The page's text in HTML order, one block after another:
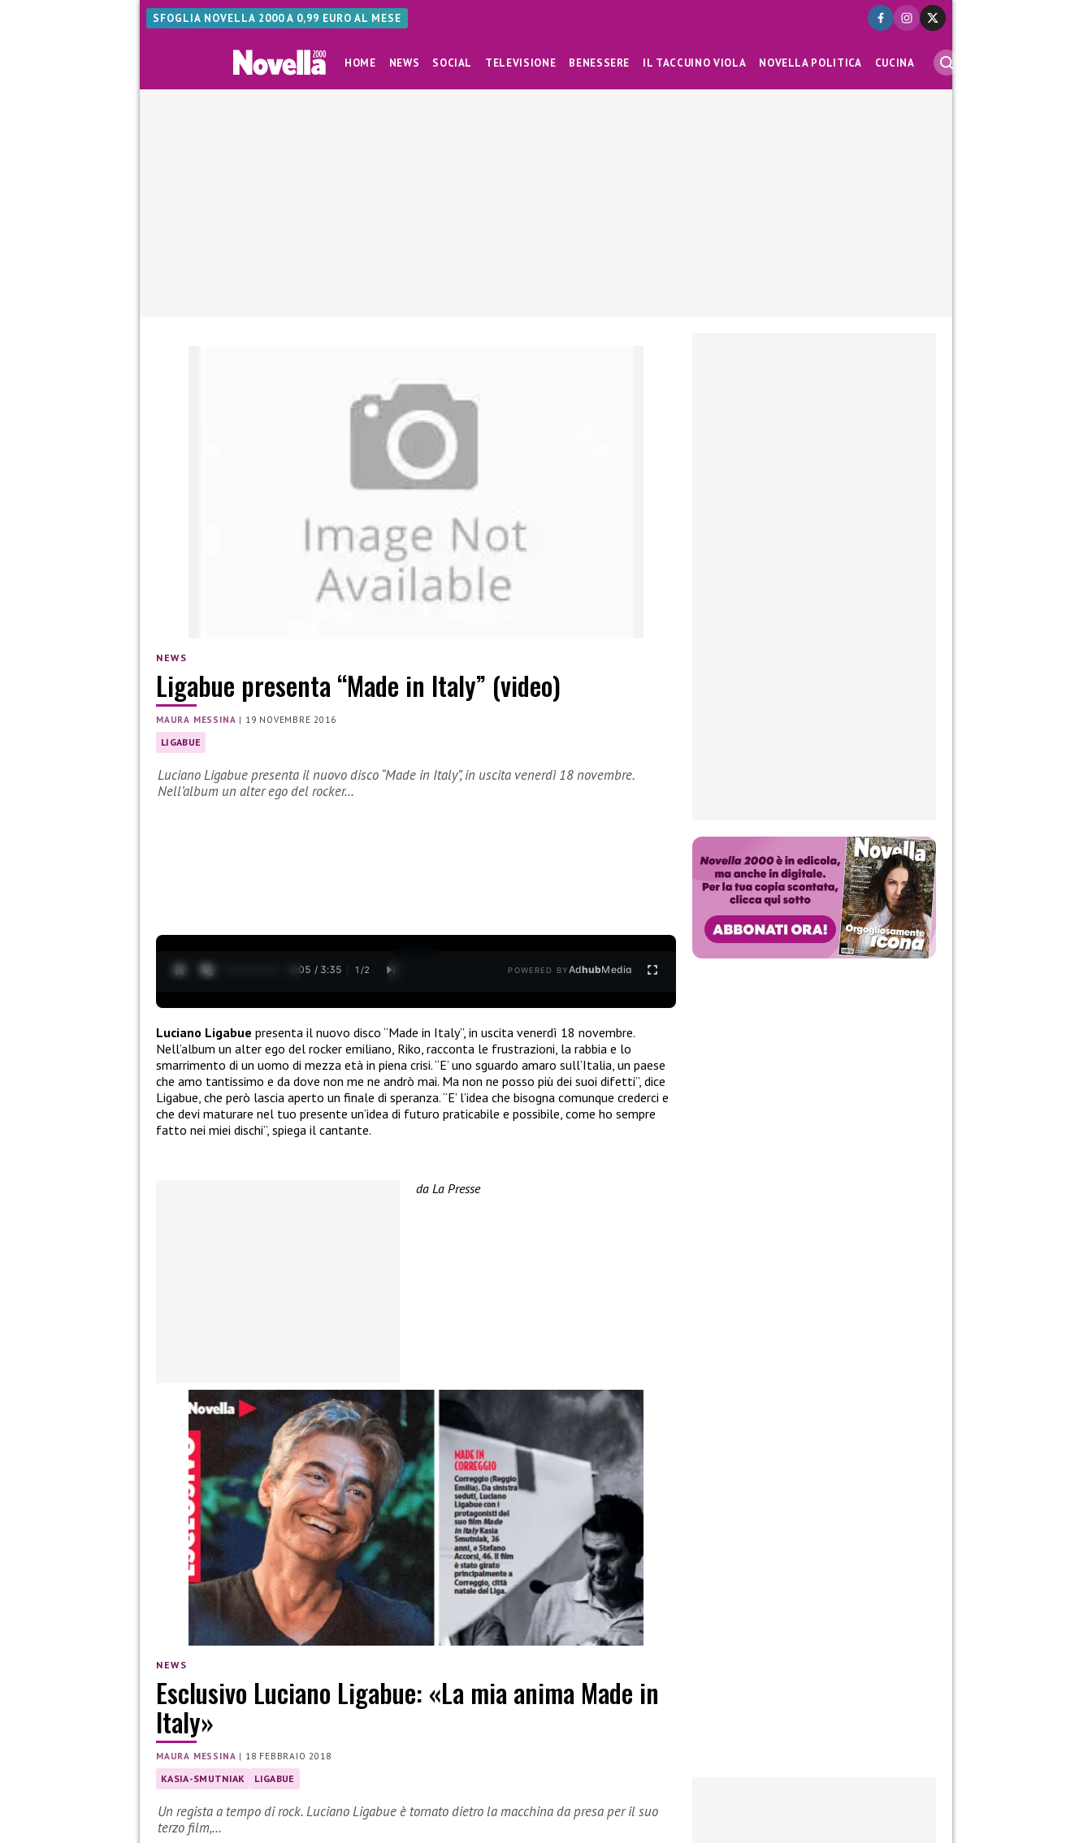
SFOGLIA NOVELLA 2000 A 0,99 EURO AL MESE
HOME NEWS SOCIAL TELEVISIONE BENESSERE IL TACCUINO VIOLA NOVELLA POLITICA CUCINA
NEWS
Ligabue presenta “Made in Italy” (video)
MAURA MESSINA | 19 NOVEMBRE 2016
LIGABUE
Luciano Ligabue presenta il nuovo disco “Made in Italy”, in uscita venerdì 18 novembre.
Nell’album un alter ego del rocker…
0:06 / 3:35 1 /2 POWERED BYAdhubMedia
Luciano Ligabue presenta il nuovo disco “Made in Italy”, in uscita venerdì 18 novembre.
Nell’album un alter ego del rocker emiliano, Riko, racconta le frustrazioni, la rabbia e lo
smarrimento di un uomo di mezza età in piena crisi. “E’ uno sguardo amaro sull’Italia, un paese
che amo tantissimo e da dove non me ne andrò mai. Ma non ne posso più dei suoi difetti”, dice
Ligabue, che però lascia aperto un finale di speranza. “E’ l’idea che bisogna comunque crederci e
che devi maturare nel tuo presente un’idea di futuro praticabile e possibile, come ho sempre
fatto nei miei dischi”, spiega il cantante.
da La Presse
NEWS
Esclusivo Luciano Ligabue: «La mia anima Made in
Italy»
MAURA MESSINA | 18 FEBBRAIO 2018
KASIA-SMUTNIAK LIGABUE
Un regista a tempo di rock. Luciano Ligabue è tornato dietro la macchina da presa per il suo
terzo film,…